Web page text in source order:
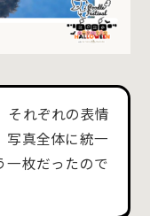
それぞれの表情
写真全体に統一
一枚だったので